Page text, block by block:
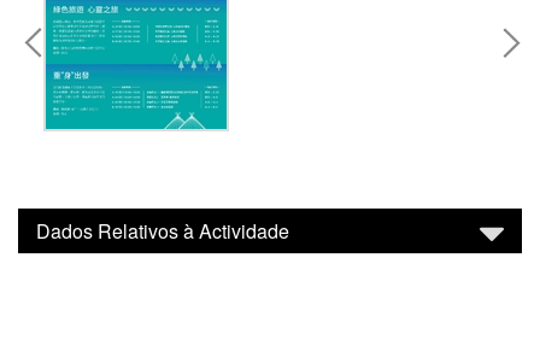
Dados Relativos à Actividade